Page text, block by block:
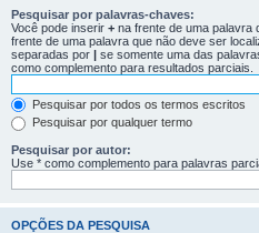
Pesquisar por palavras-chaves:
Você pode inserir + na frente de uma palavra
frente de uma palavra que não deve ser
separadas por | se somente uma das
como complemento para resultados parciais.
Pesquisar por todos os termos escritos
Pesquisar por qualquer termo
Pesquisar por autor:
Use * como complemento para palavras
OPÇÕES DA PESQUISA